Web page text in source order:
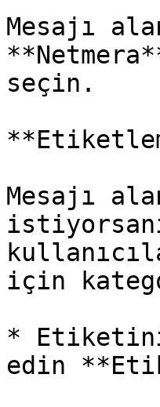
Mesajı
seçin.
Mesajı
için
*
edin